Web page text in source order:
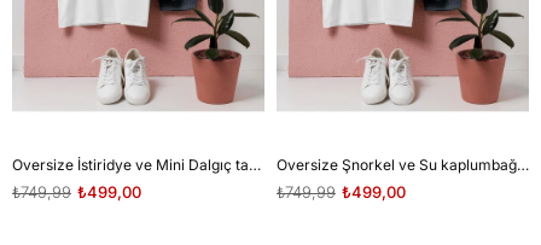
Oversize İstiridye ve Mini Dalgıç tasarım unisex T-shirt
₺499,00
₺749,99
Oversize Şnorkel ve Su kaplumbağası tasarım unisex T-shirt
₺499,00
₺749,99